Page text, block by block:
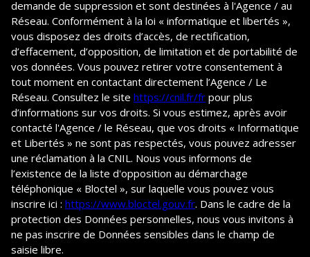
demande de suppression et sont destinées à l'Agence / au
Réseau. Conformément à la loi « informatique et libertés »,
vous disposez des droits d’accès, de rectification,
d’effacement, d’opposition, de limitation et de portabilité de
vos données. Vous pouvez retirer votre consentement à
tout moment en contactant directement l’Agence / Le
Réseau. Consultez le site https://cnil.fr/fr pour plus
d’informations sur vos droits. Si vous estimez, après avoir
contacté l'Agence / le Réseau, que vos droits « Informatique
et Libertés » ne sont pas respectés, vous pouvez adresser
une réclamation à la CNIL. Nous vous informons de
l’existence de la liste d'opposition au démarchage
téléphonique « Bloctel », sur laquelle vous pouvez vous
inscrire ici : https://www.bloctel.gouv.fr. Dans le cadre de la
protection des Données personnelles, nous vous invitons à
ne pas inscrire de Données sensibles dans le champ de
saisie libre.